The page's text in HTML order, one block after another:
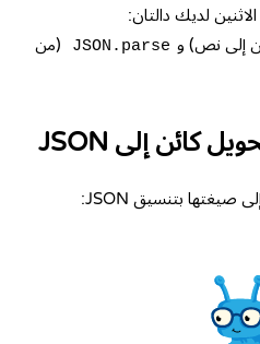
لديك دالتان:
إلى نص) و JSON.parse
(من